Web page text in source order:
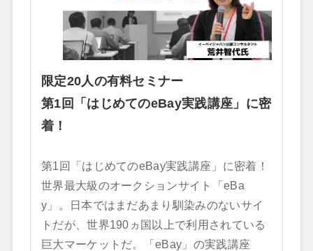
限定20人の有料セミナー
第1回「はじめてのeBay実践講座」に密
着！
第1回「はじめてのeBay実践講座」に密着！
世界最大級のオークションサイト「eBa
y」。日本ではまだあまり馴染みのないサイ
トだが、世界190ヵ国以上で利用されている
巨大マーケットだ。「eBay」の実践講座